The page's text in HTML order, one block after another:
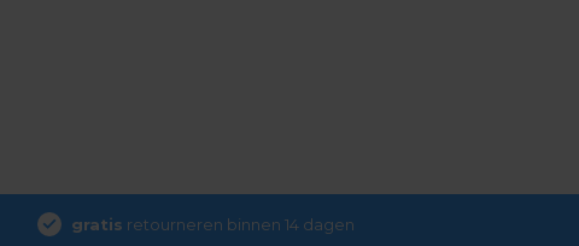
gratis retourneren binnen 14 dagen